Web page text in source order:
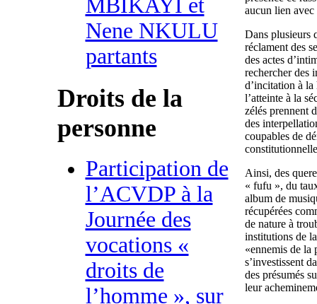
MBIKAYI et
Nene NKULU
partants
Droits de la
personne
Participation de
l’ACVDP à la
Journée des
vocations «
droits de
l’homme », sur
aucun lien
Dans plusieurs
réclament des
des actes
rechercher des
d’incitation à la
l’atteinte à la
zélés prennent
des
coupables de
Ainsi, des
« fufu », du
album de
récupérées
de nature à
institutions de
«ennemis de la
s’investissent
des présumés
leur